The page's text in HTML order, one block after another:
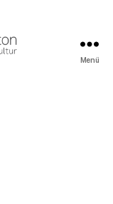
Menü